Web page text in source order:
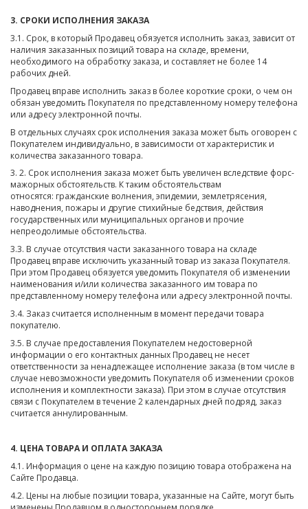
3. СРОКИ ИСПОЛНЕНИЯ ЗАКАЗА
3.1. Срок, в который Продавец обязуется исполнить заказ, зависит от
наличия заказанных позиций товара на складе, времени,
необходимого на обработку заказа, и составляет не более 14
рабочих дней.
Продавец вправе исполнить заказ в более короткие сроки, о чем он
обязан уведомить Покупателя по представленному номеру телефона
или адресу электронной почты.
В отдельных случаях срок исполнения заказа может быть оговорен с
Покупателем индивидуально, в зависимости от характеристик и
количества заказанного товара.
3. 2. Срок исполнения заказа может быть увеличен вследствие форс-
мажорных обстоятельств. К таким обстоятельствам
относятся: гражданские волнения, эпидемии, землетрясения,
наводнения, пожары и другие стихийные бедствия, действия
государственных или муниципальных органов и прочие
непреодолимые обстоятельства.
3.3. В случае отсутствия части заказанного товара на складе
Продавец вправе исключить указанный товар из заказа Покупателя.
При этом Продавец обязуется уведомить Покупателя об изменении
наименования и/или количества заказанного им товара по
представленному номеру телефона или адресу электронной почты.
3.4. Заказ считается исполненным в момент передачи товара
покупателю.
3.5. В случае предоставления Покупателем недостоверной
информации о его контактных данных Продавец не несет
ответственности за ненадлежащее исполнение заказа (в том числе в
случае невозможности уведомить Покупателя об изменении сроков
исполнения и комплектности заказа). При этом в случае отсутствия
связи с Покупателем в течение 2 календарных дней подряд, заказ
считается аннулированным.
4. ЦЕНА ТОВАРА И ОПЛАТА ЗАКАЗА
4.1. Информация о цене на каждую позицию товара отображена на
Сайте Продавца.
4.2. Цены на любые позиции товара, указанные на Сайте, могут быть